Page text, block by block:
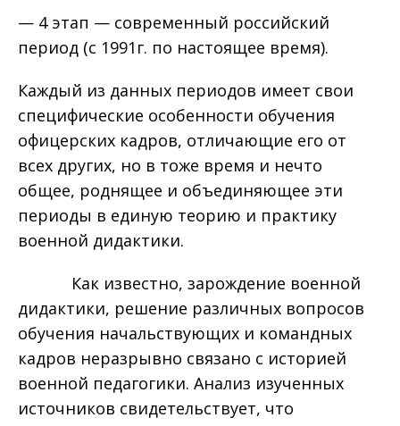
— 4 этап — современный российский
период (с 1991г. по настоящее время).
Каждый из данных периодов имеет свои
специфические особенности обучения
офицерских кадров, отличающие его от
всех других, но в тоже время и нечто
общее, роднящее и объединяющее эти
периоды в единую теорию и практику
военной дидактики.
Как известно, зарождение военной
дидактики, решение различных вопросов
обучения начальствующих и командных
кадров неразрывно связано с историей
военной педагогики. Анализ изученных
источников свидетельствует, что